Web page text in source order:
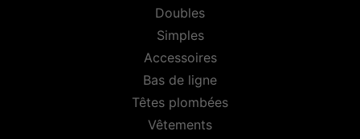
Doubles
Simples
Accessoires
Bas de ligne
Têtes plombées
Vêtements